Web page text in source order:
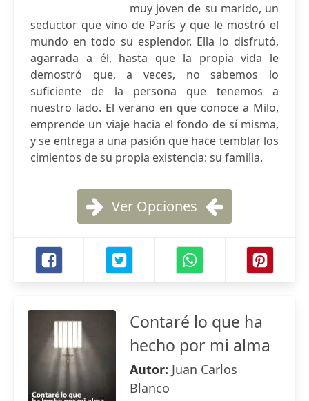
muy joven de su marido, un
seductor que vino de París y que le mostró el
mundo en todo su esplendor. Ella lo disfrutó,
agarrada a él, hasta que la propia vida le
demostró que, a veces, no sabemos lo
suficiente de la persona que tenemos a
nuestro lado. El verano en que conoce a Milo,
emprende un viaje hacia el fondo de sí misma,
y se entrega a una pasión que hace temblar los
cimientos de su propia existencia: su familia.
Ver Opciones
Contaré lo que ha
hecho por mi alma
Autor: Juan Carlos
Blanco